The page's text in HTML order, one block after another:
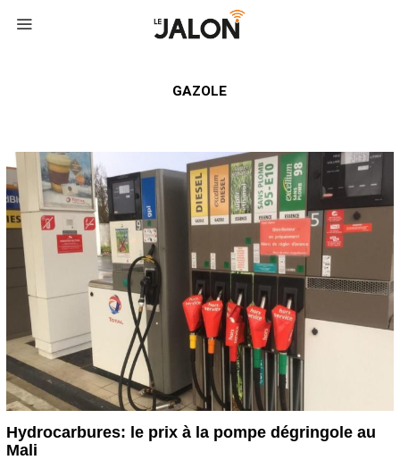
GAZOLE
Hydrocarbures: le prix à la pompe dégringole au
Mali